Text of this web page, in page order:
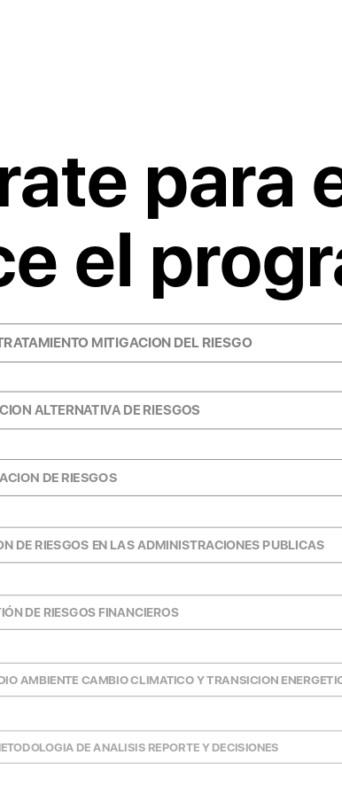
para
el
MITIGACION DEL RIESGO
ALTERNATIVA DE RIESGOS
DE RIESGOS
DE RIESGOS EN LAS ADMINISTRACIONES PUBLICAS
DE RIESGOS FINANCIEROS
AMBIENTE CAMBIO CLIMATICO Y TRANSICION
DE ANALISIS REPORTE Y DECISIONES